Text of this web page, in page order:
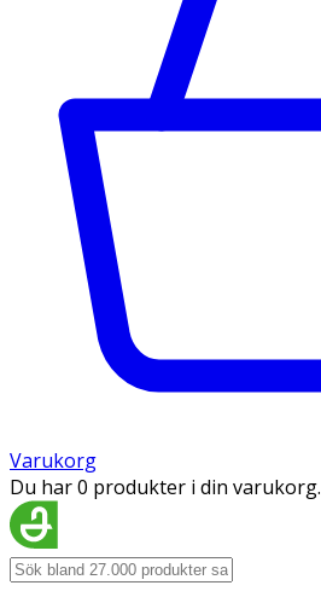
Varukorg
Du har 0 produkter i din varukorg.